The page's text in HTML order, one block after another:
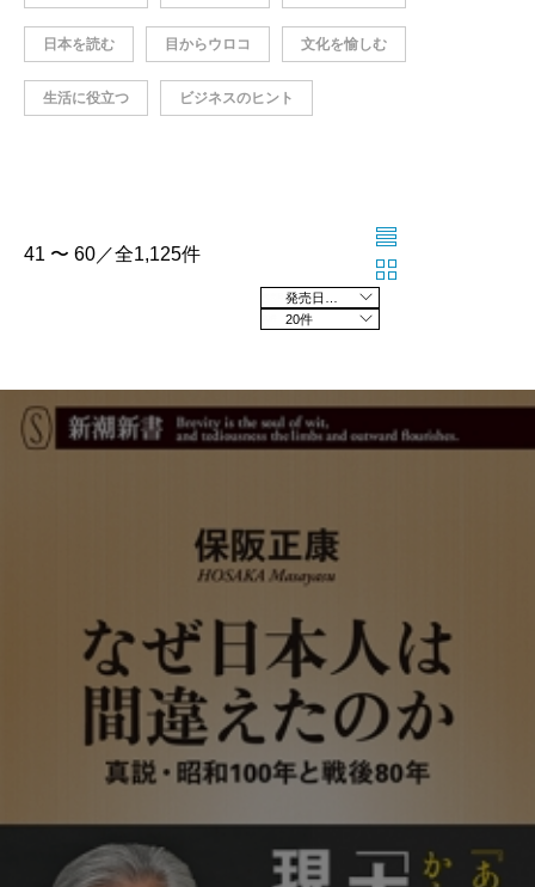
日本を読む 目からウロコ 文化を愉しむ
生活に役立つ ビジネスのヒント
41 〜 60／全1,125件
20件